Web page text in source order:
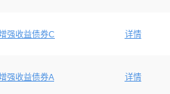
强收益债券C 详情
强收益债券A 详情